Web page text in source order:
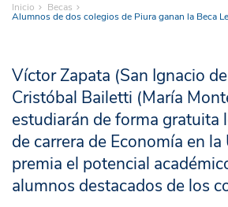
Inicio Becas
Alumnos de dos colegios de Piura ganan la Beca
Víctor Zapata (San Ignacio
Cristóbal Bailetti (María
estudiarán de forma gratuita
de carrera de Economía en la
premia el potencial
alumnos destacados de los